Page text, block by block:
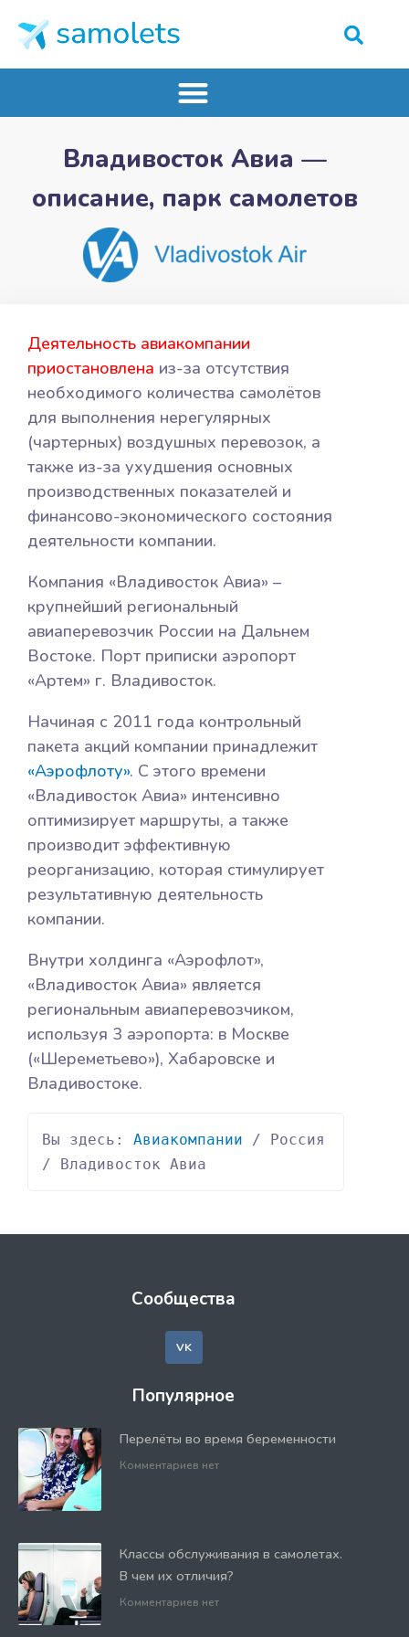
Владивосток Авиа —
описание, парк самолетов
Деятельность авиакомпании
приостановлена из-за отсутствия
необходимого количества самолётов
для выполнения нерегулярных
(чартерных) воздушных перевозок, а
также из-за ухудшения основных
производственных показателей и
финансово-экономического состояния
деятельности компании.
Компания «Владивосток Авиа» –
крупнейший региональный
авиаперевозчик России на Дальнем
Востоке. Порт приписки аэропорт
«Артем» г. Владивосток.
Начиная с 2011 года контрольный
пакета акций компании принадлежит
«Аэрофлоту». С этого времени
«Владивосток Авиа» интенсивно
оптимизирует маршруты, а также
производит эффективную
реорганизацию, которая стимулирует
результативную деятельность
компании.
Внутри холдинга «Аэрофлот»,
«Владивосток Авиа» является
региональным авиаперевозчиком,
используя 3 аэропорта: в Москве
(«Шереметьево»), Хабаровске и
Владивостоке.
Вы здесь: Авиакомпании / Россия
/ Владивосток Авиа
Сообщества
VK
Популярное
Перелёты во время беременности
Комментариев нет
Классы обслуживания в самолетах.
В чем их отличия?
Комментариев нет